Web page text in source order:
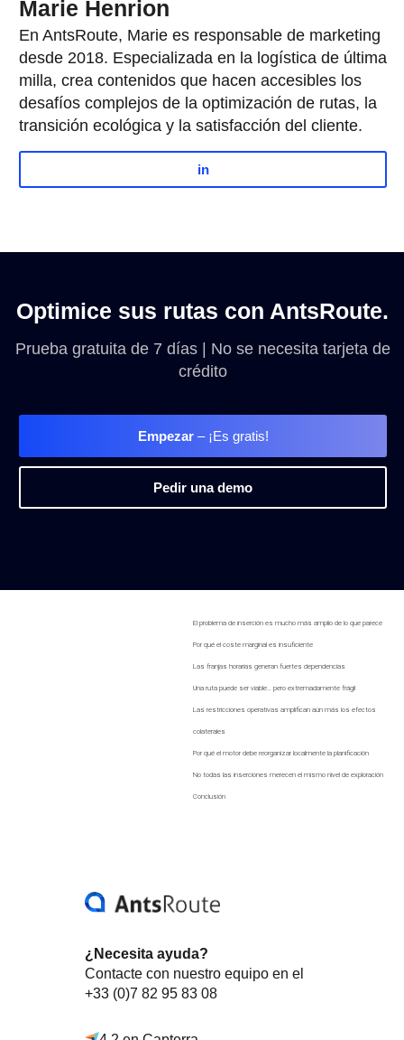
Marie Henrion
En AntsRoute, Marie es responsable de marketing
desde 2018. Especializada en la logística de última
milla, crea contenidos que hacen accesibles los
desafíos complejos de la optimización de rutas, la
transición ecológica y la satisfacción del cliente.
in
Optimice sus rutas con AntsRoute.
Prueba gratuita de 7 días | No se necesita tarjeta de
crédito
Empezar– ¡Es gratis!
Pedir una demo
El problema de inserción es mucho más amplio de lo que parece
Por qué el coste marginal es insuficiente
Las franjas horarias generan fuertes dependencias
Una ruta puede ser viable… pero extremadamente frágil
Las restricciones operativas amplifican aún más los efectos
colaterales
Por qué el motor debe reorganizar localmente la planificación
No todas las inserciones merecen el mismo nivel de exploración
Conclusión
¿Necesita ayuda?
Contacte con nuestro equipo en el
+33 (0)7 82 95 83 08